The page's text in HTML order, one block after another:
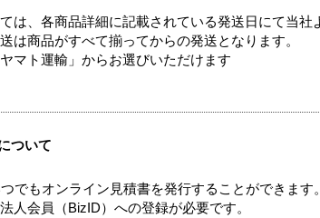
は、各商品詳細に記載されている発送日にて当社
は商品がすべて揃ってからの発送となります。
マト運輸」からお選びいただけます
ついて
でもオンライン見積書を発行することができます。
人会員（BizID）への登録が必要です。